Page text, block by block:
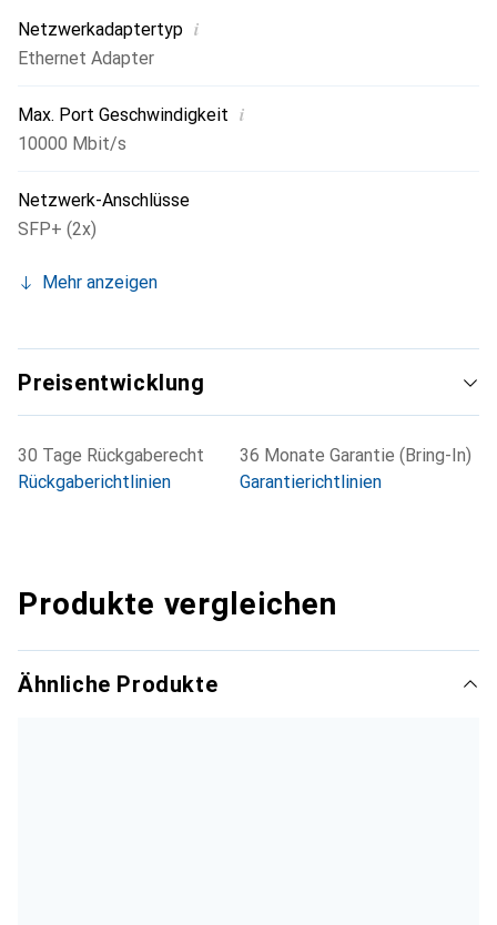
Netzwerkadaptertyp i
Ethernet Adapter
Max. Port Geschwindigkeit i
10000 Mbit/s
Netzwerk-Anschlüsse
SFP+ (2x)
Mehr anzeigen
Preisentwicklung
30 Tage Rückgaberecht
Rückgaberichtlinien
36 Monate Garantie (Bring-In)
Garantierichtlinien
Produkte vergleichen
Ähnliche Produkte